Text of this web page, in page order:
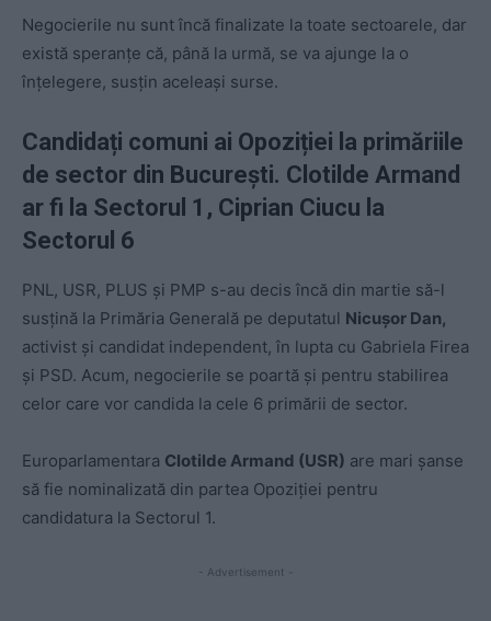
Negocierile nu sunt încă finalizate la toate sectoarele, dar
există speranțe că, până la urmă, se va ajunge la o
înțelegere, susțin aceleași surse.
Candidați comuni ai Opoziției la primăriile
de sector din București. Clotilde Armand
ar fi la Sectorul 1, Ciprian Ciucu la
Sectorul 6
PNL, USR, PLUS și PMP s-au decis încă din martie să-l
susțină la Primăria Generală pe deputatul Nicușor Dan,
activist și candidat independent, în lupta cu Gabriela Firea
și PSD. Acum, negocierile se poartă și pentru stabilirea
celor care vor candida la cele 6 primării de sector.
Europarlamentara Clotilde Armand (USR) are mari șanse
să fie nominalizată din partea Opoziției pentru
candidatura la Sectorul 1.
- Advertisement -